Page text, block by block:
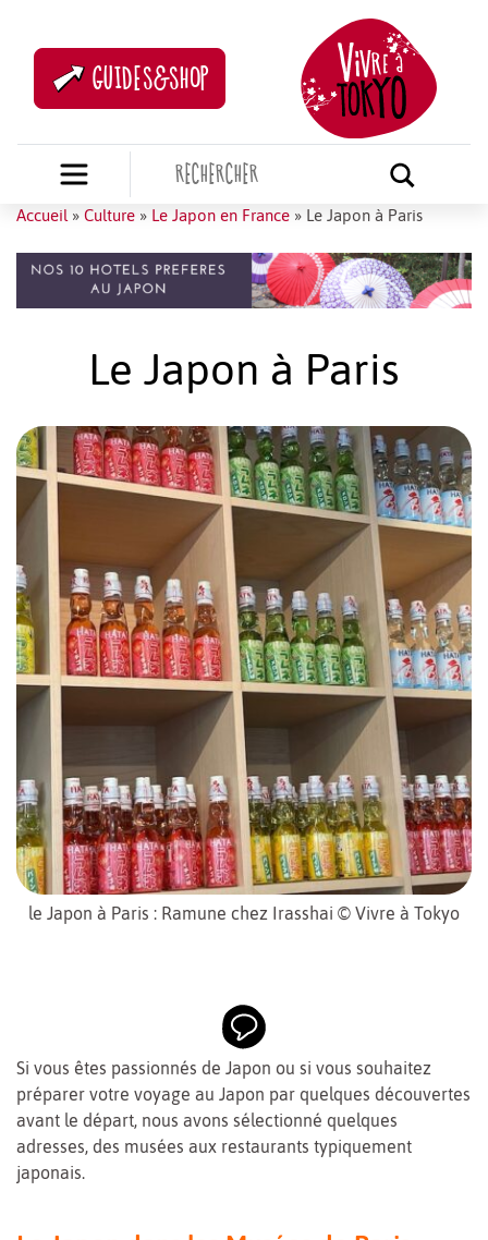
GUIDES&SHOP
Accueil » Culture » Le Japon en France » Le Japon à Paris
Le Japon à Paris
le Japon à Paris : Ramune chez Irasshai © Vivre à Tokyo
Si vous êtes passionnés de Japon ou si vous souhaitez
préparer votre voyage au Japon par quelques découvertes
avant le départ, nous avons sélectionné quelques
adresses, des musées aux restaurants typiquement
japonais.